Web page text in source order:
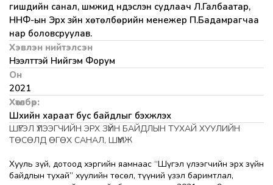
гишүүдийн санал, шүүмжид үндэслэн судлаач Л.Галбаатар,
ННФ-ын Эрх зүйн хөтөлбөрийн менежер П.Бадамрагчаа
нар боловсруулав.
Хэвлэн нийтэлсэн
Нээлттэй Нийгэм Форум
Он
2021
Хөтөлбөр:
Шүүхийн хараат бус байдлыг бэхжүүлэх
ШҮГЭЛ ҮЛЭЭГЧИЙН ЭРХ ЗҮЙН БАЙДЛЫН ТУХАЙ ХУУЛИЙН
ТӨСӨЛД ӨГӨХ САНАЛ, ШҮҮМЖ
Хууль зүй, дотоод хэргийн яамнаас “Шүгэл үлээгчийн эрх зүйн
байдлын тухай” хуулийн төсөл, түүний үзэл баримтлал,